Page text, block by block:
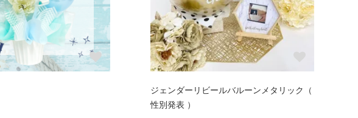
ジェンダーリビールバルーンメタリック（
性別発表 ）